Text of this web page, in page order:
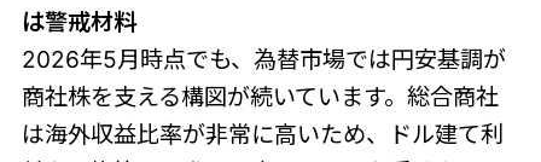
は警戒材料
2026年5月時点でも、為替市場では円安基調が
商社株を支える構図が続いています。総合商社
は海外収益比率が非常に高いため、ドル建て利